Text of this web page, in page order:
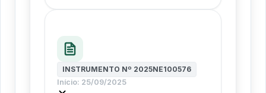
INSTRUMENTO Nº 2025NE100576
Início: 25/09/2025